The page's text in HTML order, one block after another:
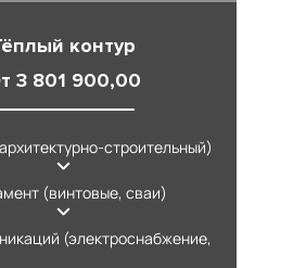
контур
3 801 900,00
строительный)
(винтовые, сваи)
(электроснабжение,